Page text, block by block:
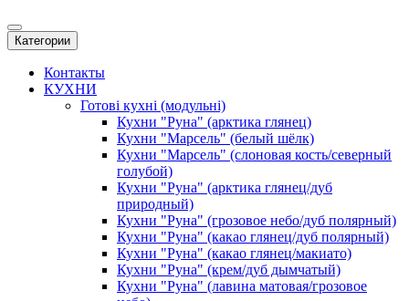
Категории
Контакты
КУХНИ
Готові кухні (модульні)
Кухни "Руна" (арктика глянец)
Кухни "Марсель" (белый шёлк)
Кухни "Марсель" (слоновая кость/северный
голубой)
Кухни "Руна" (арктика глянец/дуб
природный)
Кухни "Руна" (грозовое небо/дуб полярный)
Кухни "Руна" (какао глянец/дуб полярный)
Кухни "Руна" (какао глянец/макиато)
Кухни "Руна" (крем/дуб дымчатый)
Кухни "Руна" (лавина матовая/грозовое